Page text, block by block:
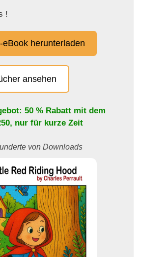
!
eBook herunterladen
ansehen
50 % Rabatt mit dem
, nur für kurze Zeit
von Downloads